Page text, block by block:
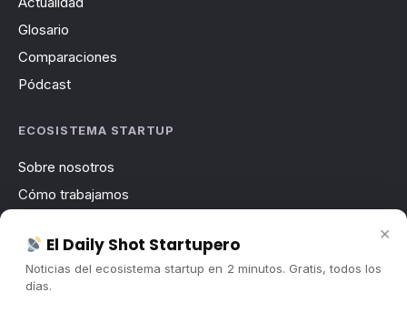
Glosario
Comparaciones
Pódcast
ECOSISTEMA STARTUP
Sobre nosotros
Cómo trabajamos
Contacto
Publicidad
×
El Daily Shot Startupero
Noticias del ecosistema startup en 2 minutos. Gratis, todos los
días.